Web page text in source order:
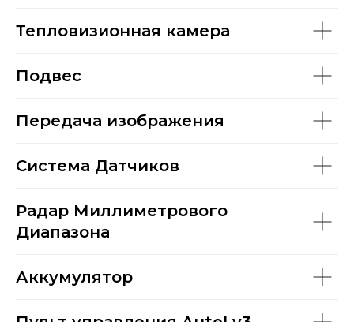
Тепловизионная камера
Подвес
Передача изображения
Система Датчиков
Радар Миллиметрового
Диапазона
Аккумулятор